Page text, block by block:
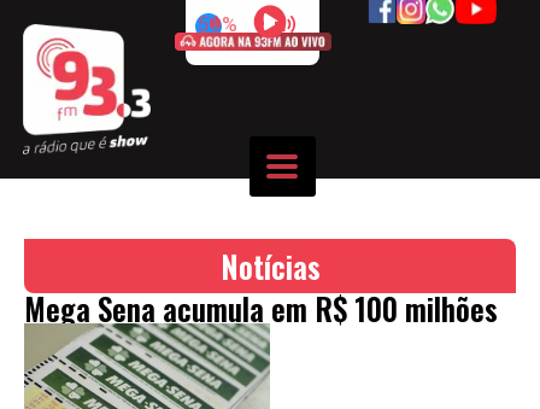
50%
Notícias
Mega Sena acumula em R$ 100 milhões